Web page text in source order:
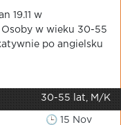
19.11 w
w wieku 30-55
po angielsku
30-55 lat, M/K
🕒 15 Nov